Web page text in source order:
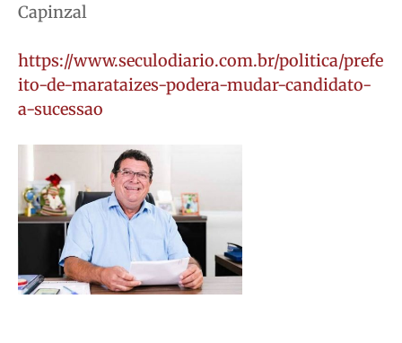
Capinzal
https://www.seculodiario.com.br/politica/prefe
ito-de-marataizes-podera-mudar-candidato-
a-sucessao